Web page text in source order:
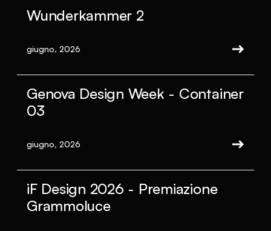
Wunderkammer 2
giugno, 2026
Genova Design Week - Container
03
giugno, 2026
iF Design 2026 - Premiazione
Grammoluce